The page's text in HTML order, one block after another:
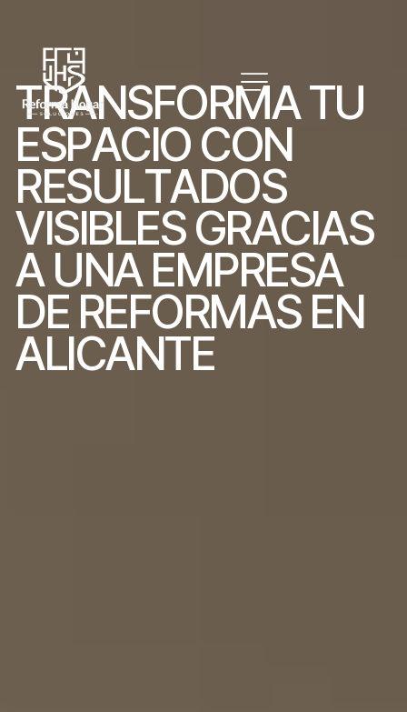
TRANSFORMATU
ESPACIO CON
RESULTADOS
VISIBLES GRACIAS
A UNA EMPRESA
DE REFORMAS EN
ALICANTE